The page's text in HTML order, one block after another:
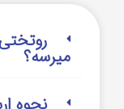
میرسه؟